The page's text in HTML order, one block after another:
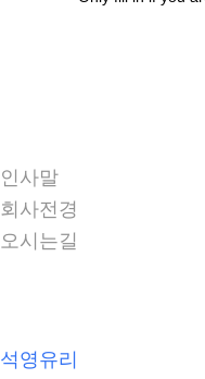
인사말
회사전경
오시는길
석영유리